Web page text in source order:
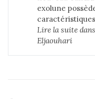
exolune
Lire la suite dans
Eljaouhari